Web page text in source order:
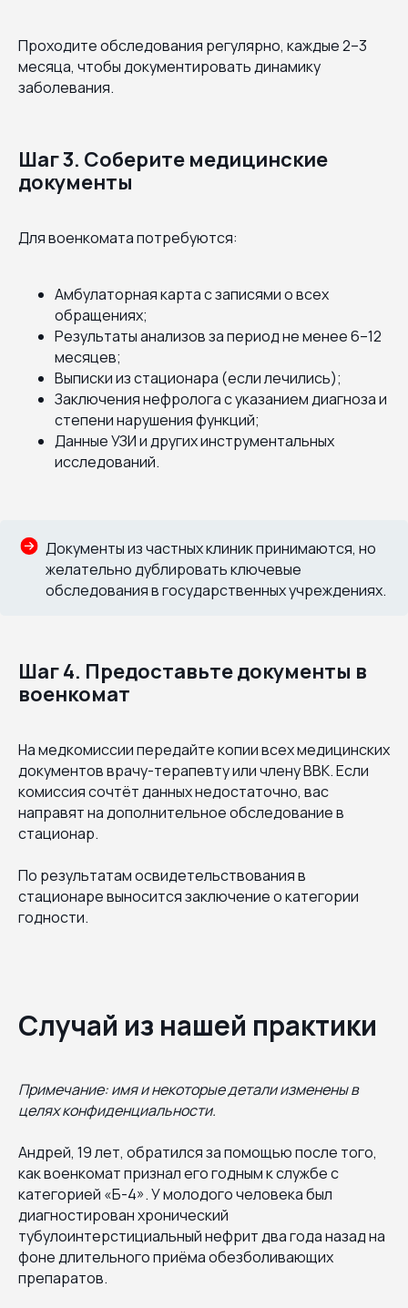
Проходите обследования регулярно, каждые 2–3
месяца, чтобы документировать динамику
заболевания.
Шаг 3. Соберите медицинские
документы
Для военкомата потребуются:
Амбулаторная карта с записями о всех
обращениях;
Результаты анализов за период не менее 6–12
месяцев;
Выписки из стационара (если лечились);
Заключения нефролога с указанием диагноза и
степени нарушения функций;
Данные УЗИ и других инструментальных
исследований.
Документы из частных клиник принимаются, но
желательно дублировать ключевые
обследования в государственных учреждениях.
Шаг 4. Предоставьте документы в
военкомат
На медкомиссии передайте копии всех медицинских
документов врачу-терапевту или члену ВВК. Если
комиссия сочтёт данных недостаточно, вас
направят на дополнительное обследование в
стационар.
По результатам освидетельствования в
стационаре выносится заключение о категории
годности.
Случай из нашей практики
Примечание: имя и некоторые детали изменены в
целях конфиденциальности.
Андрей, 19 лет, обратился за помощью после того,
как военкомат признал его годным к службе с
категорией «Б-4». У молодого человека был
диагностирован хронический
тубулоинтерстициальный нефрит два года назад на
фоне длительного приёма обезболивающих
препаратов.